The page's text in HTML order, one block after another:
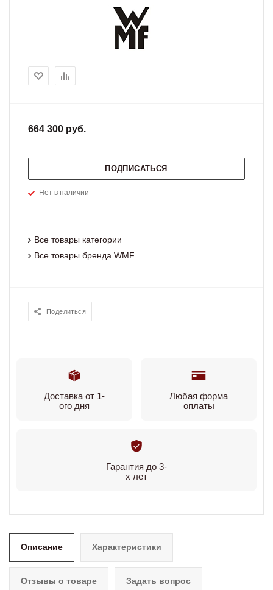
664 300 руб.
ПОДПИСАТЬСЯ
Нет в наличии
Все товары категории
Все товары бренда WMF
Поделиться
Доставка от 1-
ого дня
Любая форма
оплаты
Гарантия до 3-
х лет
Описание Характеристики
Отзывы о товаре Задать вопрос